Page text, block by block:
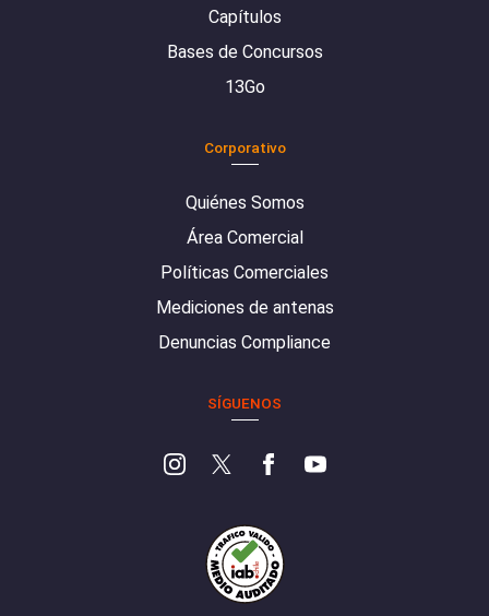
Capítulos
Bases de Concursos
13Go
Corporativo
Quiénes Somos
Área Comercial
Políticas Comerciales
Mediciones de antenas
Denuncias Compliance
SÍGUENOS